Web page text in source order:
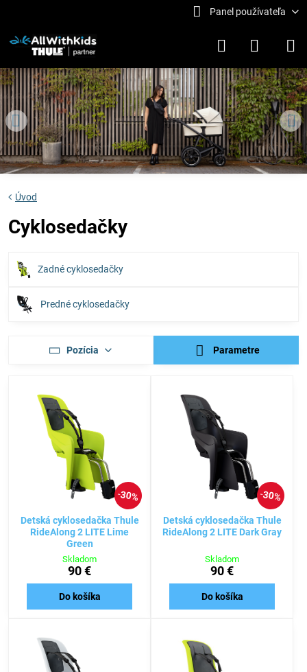
Panel používateľa
Úvod
Cyklosedačky
Zadné cyklosedačky
Predné cyklosedačky
Pozícia Parametre
30%
Detská cyklosedačka Thule
RideAlong 2 LITE Lime
Green
Skladom
90 €
Do košíka
30%
Detská cyklosedačka Thule
RideAlong 2 LITE Dark Gray
Skladom
90 €
Do košíka